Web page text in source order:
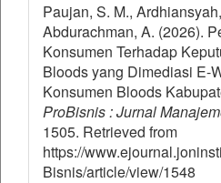
Paujan, S. M.,
Abdurachman, A. (2026).
Konsumen Terhadap
Bloods yang Dimediasi E-
Konsumen Bloods
ProBisnis : Jurnal
1505. Retrieved from
https://
Bisnis/article/view/1548